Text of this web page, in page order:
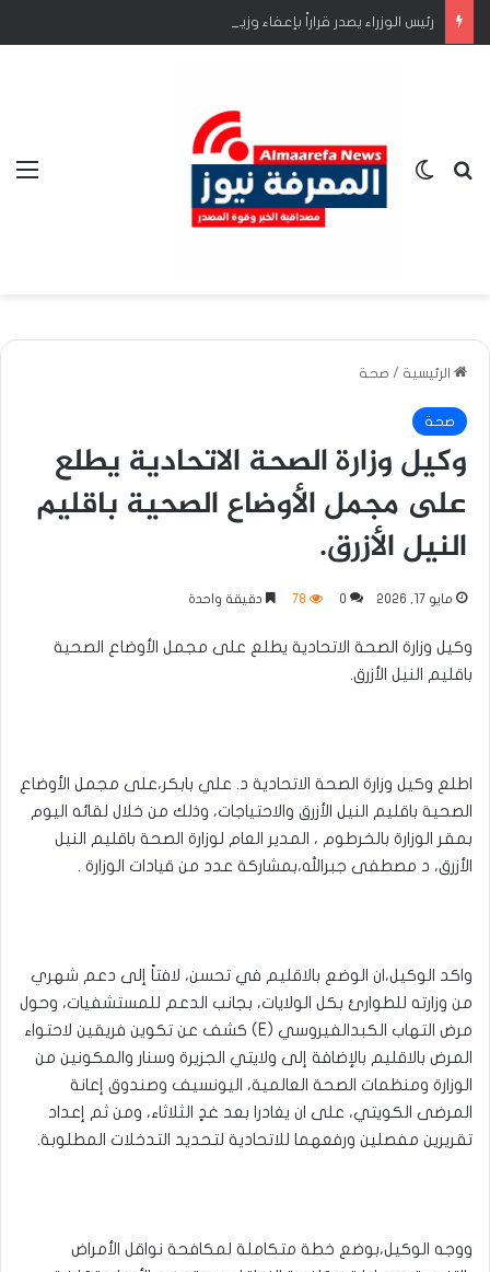
رئيس الوزراء يصدر قراراً بإعفاء وزير الشؤون الدينية والأوقاف
بحث عنالوضع المظلم
الرئيسية / صحة
صحة
وكيل وزارة الصحة الاتحادية يطلع
على مجمل الأوضاع الصحية باقليم
النيل الأزرق.
مايو 17, 2026 0
78 دقيقة واحدة
وكيل وزارة الصحة الاتحادية يطلع على مجمل الأوضاع الصحية
باقليم النيل الأزرق.
اطلع وكيل وزارة الصحة الاتحادية د. علي بابكر،على مجمل الأوضاع
الصحية باقليم النيل الأزرق والاحتياجات، وذلك من خلال لقائه اليوم
بمقر الوزارة بالخرطوم ، المدير العام لوزارة الصحة باقليم النيل
الأزرق، د مصطفى جبرالله،بمشاركة عدد من قيادات الوزارة .
واكد الوكيل،ان الوضع بالاقليم في تحسن، لافتاً إلى دعم شهري
من وزارته للطوارئ بكل الولايات، بجانب الدعم للمستشفيات، وحول
مرض التهاب الكبدالفيروسي (E) كشف عن تكوين فريقين لاحتواء
المرض بالاقليم بالإضافة إلى ولايتي الجزيرة وسنار والمكونين من
الوزارة ومنظمات الصحة العالمية، اليونسيف وصندوق إعانة
المرضى الكويتي، على ان يغادرا بعد غدٍ الثلاثاء، ومن ثم إعداد
تقريرين مفصلين ورفعهما للاتحادية لتحديد التدخلات المطلوبة.
ووجه الوكيل،بوضع خطة متكاملة لمكافحة نواقل الأمراض